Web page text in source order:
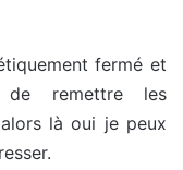
fermé et
de remettre les
alors là oui je peux